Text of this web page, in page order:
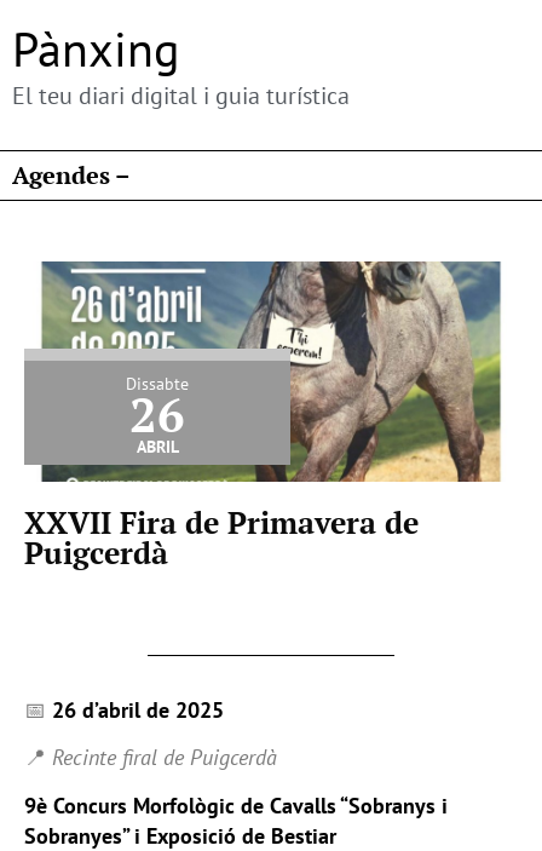
Pànxing
El teu diari digital i guia turística
Agendes –
Dissabte
26
abril
XXVII Fira de Primavera de
Puigcerdà
📅 26 d’abril de 2025
📍 Recinte firal de Puigcerdà
9è Concurs Morfològic de Cavalls “Sobranys i
Sobranyes” i Exposició de Bestiar